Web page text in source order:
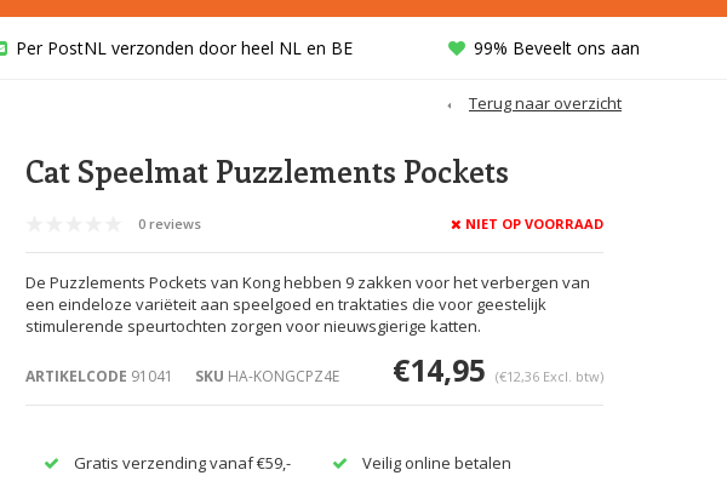
Per PostNL verzonden door heel NL en BE 99% Beveelt ons aan
Terug naar overzicht
Cat Speelmat Puzzlements Pockets
0 reviews NIET OP VOORRAAD
De Puzzlements Pockets van Kong hebben 9 zakken voor het verbergen van
een eindeloze variëteit aan speelgoed en traktaties die voor geestelijk
stimulerende speurtochten zorgen voor nieuwsgierige katten.
ARTIKELCODE 91041 SKU HA-KONGCPZ4E €14,95 (€12,36 Excl. btw)
Gratis verzending vanaf €59,- Veilig online betalen